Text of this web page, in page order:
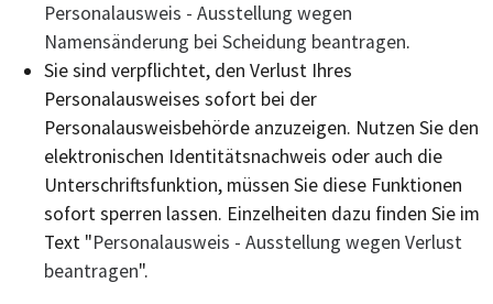
Personalausweis - Ausstellung wegen
Namensänderung bei Scheidung beantragen.
Sie sind verpflichtet, den Verlust Ihres
Personalausweises sofort bei der
Personalausweisbehörde anzuzeigen. Nutzen Sie den
elektronischen Identitätsnachweis oder auch die
Unterschriftsfunktion, müssen Sie diese Funktionen
sofort sperren lassen. Einzelheiten dazu finden Sie im
Text "Personalausweis - Ausstellung wegen Verlust
beantragen".